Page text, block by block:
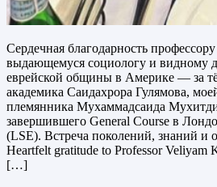
Сердечная благодарность
выдающемуся социологу и видному
еврейской общины в Америке — за
академика Саидахрора Гулямова,
племянника Мухаммадсаида
завершившего General Course в
(LSE). Встреча поколений, знаний и
Heartfelt gratitude to Professor
[…]